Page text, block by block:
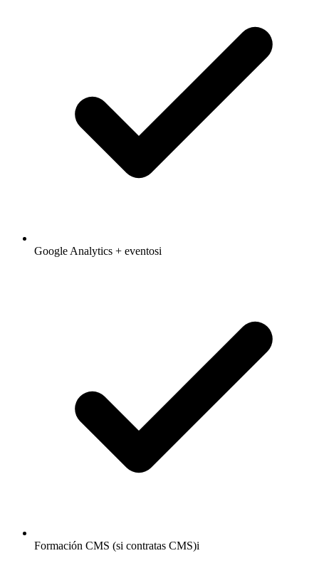
Google Analytics + eventosi
Formación CMS (si contratas CMS)i